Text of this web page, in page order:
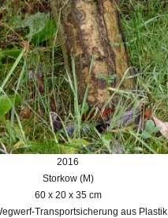
2016
Storkow (M)
60 x 20 x 35 cm
Transportsicherung aus Plastik